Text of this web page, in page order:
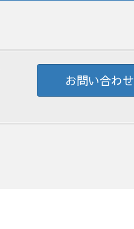
お問い合わせ